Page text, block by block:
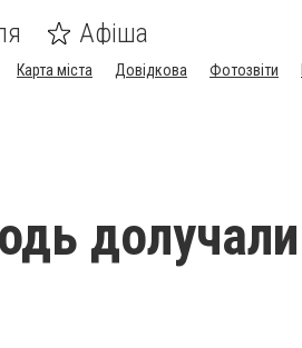
Афіша
Карта міста Довідкова Фотозвіти
долучали